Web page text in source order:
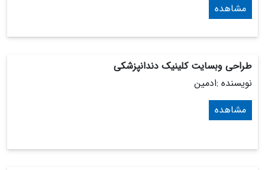
مشاهده
طراحی وبسایت کلینیک دندانپزشکی
نویسنده :ادمین
مشاهده